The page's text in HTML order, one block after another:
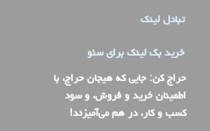
تبادل لینک
خرید بک لینک برای سئو
حراج کن: جایی که هیجان حراج، با
اطمینان خرید و فروش، و سود
کسب و کار، در هم می‌آمیزند!